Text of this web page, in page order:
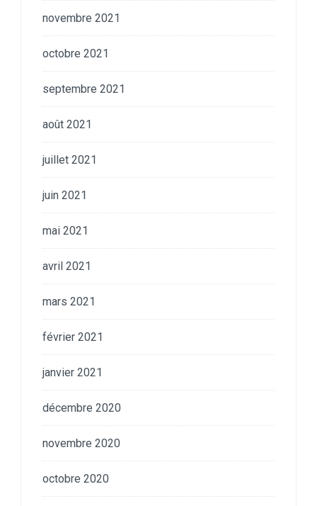
novembre 2021
octobre 2021
septembre 2021
août 2021
juillet 2021
juin 2021
mai 2021
avril 2021
mars 2021
février 2021
janvier 2021
décembre 2020
novembre 2020
octobre 2020